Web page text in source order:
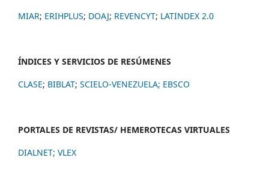
MIAR; ERIHPLUS; DOAJ; REVENCYT; LATINDEX 2.0
ÍNDICES Y SERVICIOS DE RESÚMENES
CLASE; BIBLAT; SCIELO-VENEZUELA; EBSCO
PORTALES DE REVISTAS/ HEMEROTECAS VIRTUALES
DIALNET; VLEX